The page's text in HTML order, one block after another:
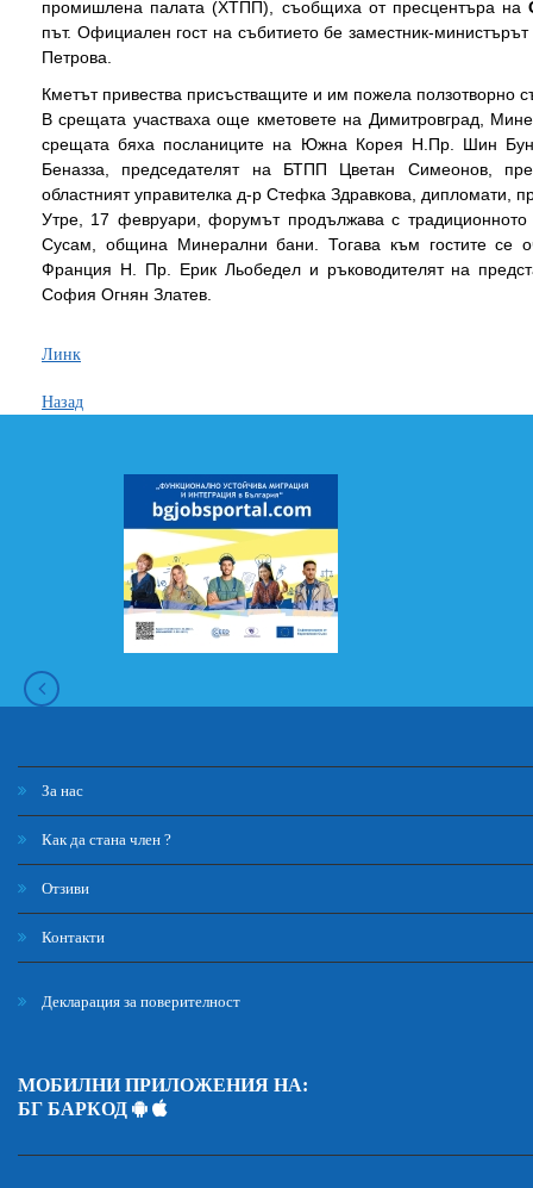
промишлена палата (ХТПП), съобщиха от пресцентъра на
път. Официален гост на събитието бе заместник-
Петрова.
Кметът привества присъстващите и им пожела ползотворно
В срещата участваха още кметовете на Димитровград,
срещата бяха посланиците на Южна Корея Н.Пр. Шин
Беназза, председателят на БТПП Цветан Симеонов,
областният управителка д-р Стефка Здравкова, дипломати,
Утре, 17 февруари, форумът продължава с
Сусам, община Минерални бани. Тогава към гостите се
Франция Н. Пр. Ерик Льобедел и ръководителят на
София Огнян Златев.
Линк
Назад
За нас
Как да стана член ?
Отзиви
Контакти
Декларация за поверителност
МОБИЛНИ ПРИЛОЖЕНИЯ НА:
БГ БАРКОД